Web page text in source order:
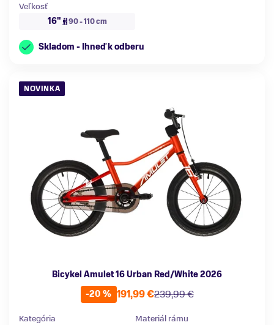
Veľkosť
16"
90 - 110 cm
Skladom - Ihneď k odberu
NOVINKA
Bicykel Amulet 16 Urban Red/White 2026
-20 %
239,99 €
191,99 €
Kategória
Materiál rámu